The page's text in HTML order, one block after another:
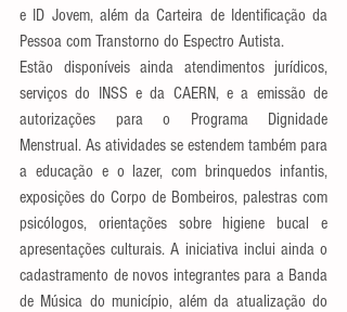
e ID Jovem, além da Carteira de Identificação da
Pessoa com Transtorno do Espectro Autista.
Estão disponíveis ainda atendimentos jurídicos,
serviços do INSS e da CAERN, e a emissão de
autorizações para o Programa Dignidade
Menstrual. As atividades se estendem também para
a educação e o lazer, com brinquedos infantis,
exposições do Corpo de Bombeiros, palestras com
psicólogos, orientações sobre higiene bucal e
apresentações culturais. A iniciativa inclui ainda o
cadastramento de novos integrantes para a Banda
de Música do município, além da atualização do